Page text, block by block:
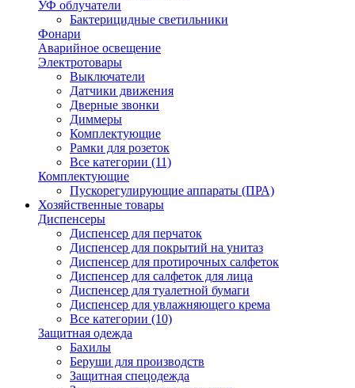
УФ облучатели
Бактерицидные светильники
Фонари
Аварийное освещение
Электротовары
Выключатели
Датчики движения
Дверные звонки
Диммеры
Комплектующие
Рамки для розеток
Все категории (11)
Комплектующие
Пускорегулирующие аппараты (ПРА)
Хозяйственные товары
Диспенсеры
Диспенсер для перчаток
Диспенсер для покрытий на унитаз
Диспенсер для протирочных салфеток
Диспенсер для салфеток для лица
Диспенсер для туалетной бумаги
Диспенсер для увлажняющего крема
Все категории (10)
Защитная одежда
Бахилы
Беруши для производств
Защитная спецодежда